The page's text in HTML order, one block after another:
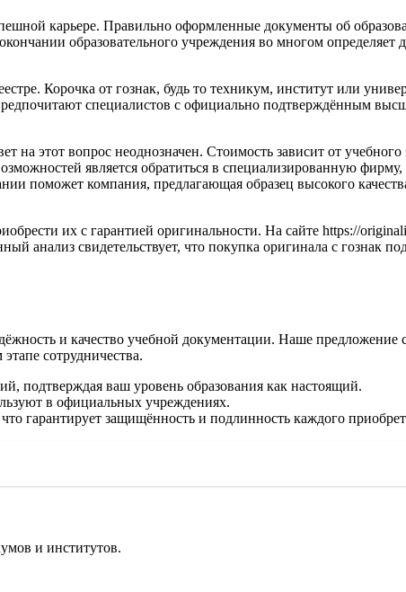
карьере. Правильно оформленные документы об
образовательного учреждения во многом определяет
Корочка от гознак, будь то техникум, институт или
специалистов с официально подтверждённым
этот вопрос неоднозначен. Стоимость зависит от учебного
является обратиться в специализированную фирму,
поможет компания, предлагающая образец высокого
их с гарантией оригинальности. На сайте https://
анализ свидетельствует, что покупка оригинала с гознак
и качество учебной документации. Наше предложение
сотрудничества.
подтверждая ваш уровень образования как настоящий.
в официальных учреждениях.
гарантирует защищённость и подлинность каждого
и институтов.